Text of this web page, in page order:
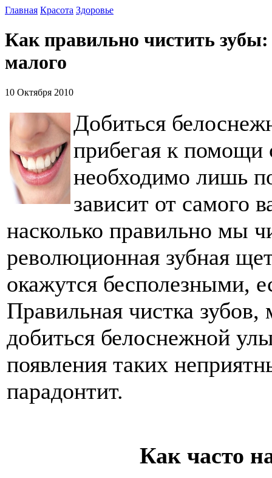
Главная Красота Здоровье
Как правильно чистить
малого
10 Октября 2010
Добиться
прибегая к помощи
необходимо лишь
зависит от самого
насколько правильно мы
революционная зубная
окажутся бесполезными,
Правильная чистка
добиться белоснежной
появления таких
парадонтит.
Как часто